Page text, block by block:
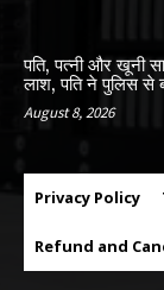
पति, पत्नी और खूनी
लाश, पति ने पुलिस से
August 8, 2026
Privacy Policy
Refund and